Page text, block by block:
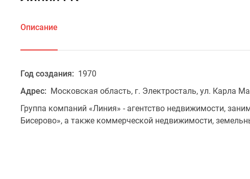
Описание
Год создания: 1970
Адрес: Московская область, г. Электросталь, ул. Карла
Группа компаний «Линия» - агентство недвижимости,
Бисерово», а также коммерческой недвижимости,